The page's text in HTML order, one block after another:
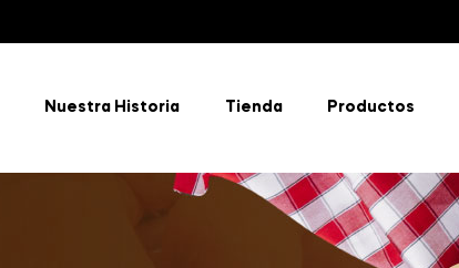
Nuestra Historia Tienda Productos